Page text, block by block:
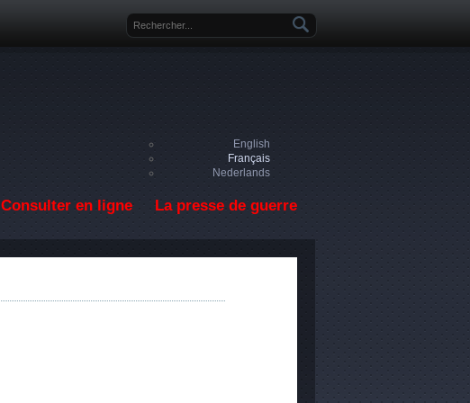
Formulaire de recherche
English
Français
Nederlands
Consulter en ligne La presse de guerre